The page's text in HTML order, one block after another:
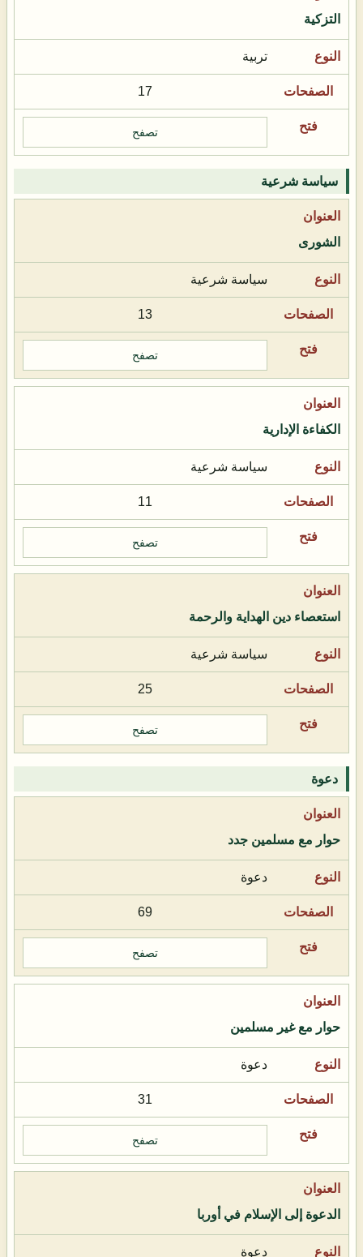
التزكية
تربية
17
تصفح
سياسة شرعية
الشورى
سياسة شرعية
13
تصفح
الكفاءة الإدارية
سياسة شرعية
11
تصفح
استعصاء دين الهداية والرحمة
سياسة شرعية
25
تصفح
دعوة
حوار مع مسلمين جدد
دعوة
69
تصفح
حوار مع غير مسلمين
دعوة
31
تصفح
الدعوة إلى الإسلام في أوربا
دعوة